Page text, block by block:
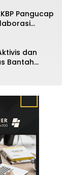
Pangucap
Karhutla
dan
Bantah
Dasco